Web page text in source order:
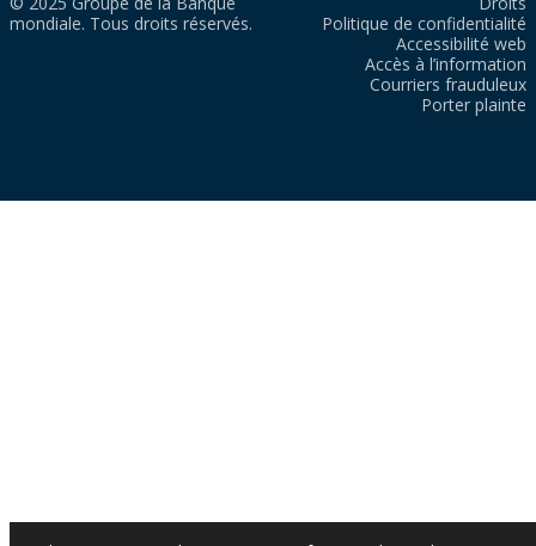
mondiale. Tous droits réservés.
Politique de confidentialité
Accessibilité web
Accès à l’information
Courriers frauduleux
Porter plainte